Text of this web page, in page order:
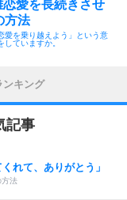
恋愛を長続きさせ
方法
愛を乗り越えよう」という意
していますか。
ンキング
記事
れて、ありがとう」
方法